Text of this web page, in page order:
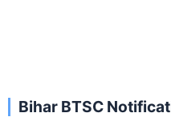
Bihar BTSC